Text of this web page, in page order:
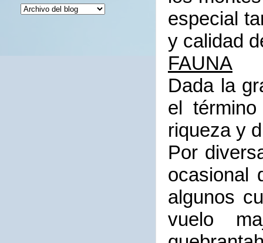
especial
y calidad
FAUNA
Dada la
el
riqueza y
Por
ocasional
algunos
vuelo